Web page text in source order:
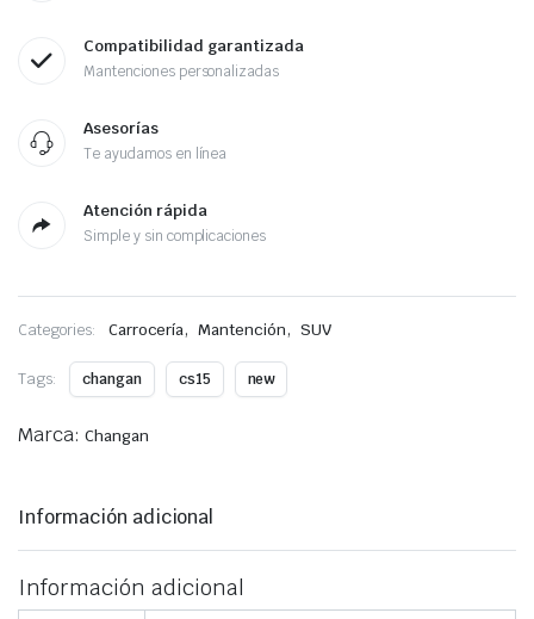
Compatibilidad garantizada
Mantenciones personalizadas
Asesorías
Te ayudamos en línea
Atención rápida
Simple y sin complicaciones
Categories: Carrocería, Mantención, SUV
Tags: changan cs15 new
Marca: Changan
Información adicional
Información adicional